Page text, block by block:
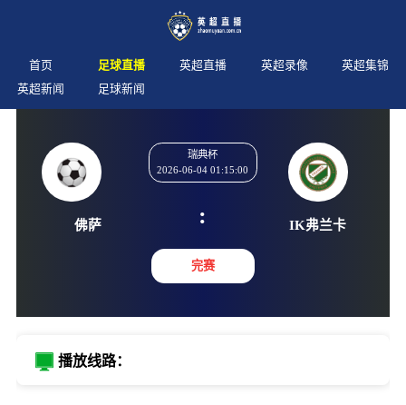
首页 足球直播 英超直播 英超录像
英超集锦
英超新闻
足球新闻
:
播放线路：